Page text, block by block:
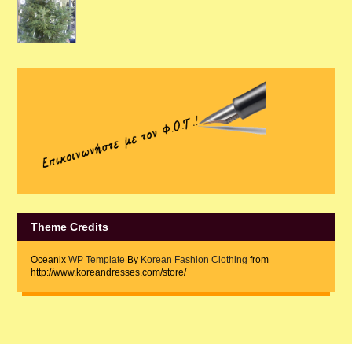
Theme Credits
Oceanix WP Template By Korean Fashion Clothing from
http://www.koreandresses.com/store/